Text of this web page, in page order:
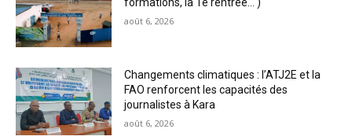
août 6, 2026
Changements climatiques : l’ATJ2E et la
FAO renforcent les capacités des
journalistes à Kara
août 6, 2026